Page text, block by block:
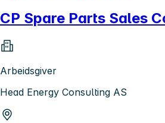
CP Spare Parts Sales
Arbeidsgiver
Head Energy Consulting AS